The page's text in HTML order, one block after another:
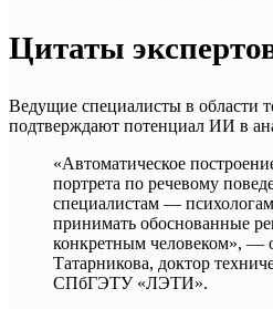
Цитаты
Ведущие специалисты в области
подтверждают потенциал ИИ в
«Автоматическое
портрета по речевому
специалистам —
принимать обоснованные
конкретным человеком», —
Татарникова, доктор
СПбГЭТУ «ЛЭТИ».